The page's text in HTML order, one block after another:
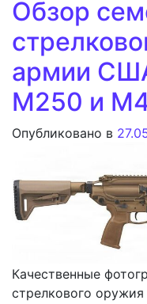
Обзор
армии
M250 и
Опубликовано в
Качественные
стрелкового